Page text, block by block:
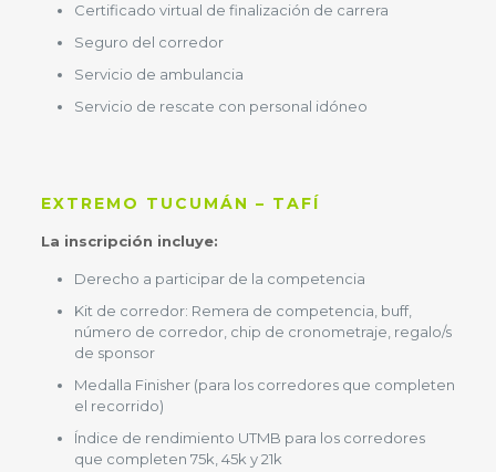
Certificado virtual de finalización de carrera
Seguro del corredor
Servicio de ambulancia
Servicio de rescate con personal idóneo
EXTREMO TUCUMÁN – TAFÍ
La inscripción incluye:
Derecho a participar de la competencia
Kit de corredor: Remera de competencia, buff,
número de corredor, chip de cronometraje, regalo/s
de sponsor
Medalla Finisher (para los corredores que completen
el recorrido)
Índice de rendimiento UTMB para los corredores
que completen 75k, 45k y 21k